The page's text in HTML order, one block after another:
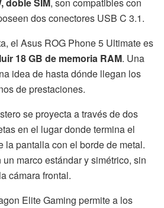
dos conectores USB C 3.1.
el Asus ROG Phone 5 Ultimate es
18 GB de memoria RAM. Una
idea de hasta dónde llegan los
de prestaciones.
se proyecta a través de dos
en el lugar donde termina el
la pantalla con el borde de metal.
marco estándar y simétrico, sin
cámara frontal.
Elite Gaming permite a los